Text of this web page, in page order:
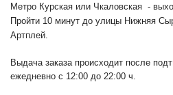
Метро Курская или Чкаловская -
Пройти 10 минут до улицы Нижняя
Артплей.
Выдача заказа происходит после
ежедневно с 12:00 до 22:00 ч.